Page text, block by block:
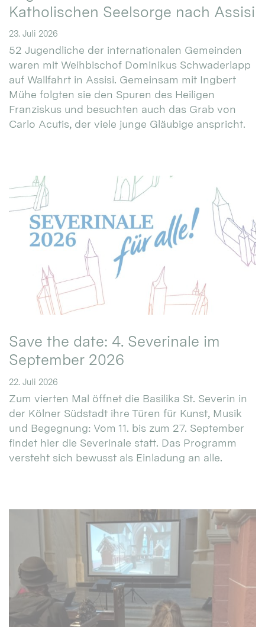
Katholischen Seelsorge nach Assisi
23. Juli 2026
52 Jugendliche der internationalen Gemeinden
waren mit Weihbischof Dominikus Schwaderlapp
auf Wallfahrt in Assisi. Gemeinsam mit Ingbert
Mühe folgten sie den Spuren des Heiligen
Franziskus und besuchten auch das Grab von
Carlo Acutis, der viele junge Gläubige anspricht.
Save the date: 4. Severinale im
September 2026
22. Juli 2026
Zum vierten Mal öffnet die Basilika St. Severin in
der Kölner Südstadt ihre Türen für Kunst, Musik
und Begegnung: Vom 11. bis zum 27. September
findet hier die Severinale statt. Das Programm
versteht sich bewusst als Einladung an alle.